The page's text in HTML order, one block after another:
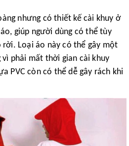
nhưng có thiết kế cài khuy ở
giúp người dùng có thể tùy
Loại áo này có thể gây một
phải mất thời gian cài khuy
PVC còn có thể dễ gây rách khi